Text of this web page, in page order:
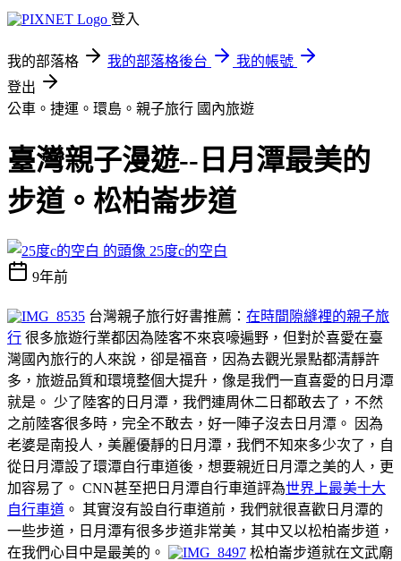
登入
我的部落格 我的部落格後台
我的帳號
登出
公車。捷運。環島。親子旅行 國內旅遊
臺灣親子漫遊--日月潭最美的
步道。松柏崙步道
25度c的空白
9年前
台灣親子旅行好書推薦： 在時間隙縫裡的親子旅
行 很多旅遊行業都因為陸客不來哀嚎遍野，但對於喜愛在臺
灣國內旅行的人來說，卻是福音，因為去觀光景點都清靜許
多，旅遊品質和環境整個大提升，像是我們一直喜愛的日月潭
就是。 少了陸客的日月潭，我們連周休二日都敢去了，不然
之前陸客很多時，完全不敢去，好一陣子沒去日月潭。 因為
老婆是南投人，美麗優靜的日月潭，我們不知來多少次了，自
從日月潭設了環潭自行車道後，想要親近日月潭之美的人，更
加容易了。 CNN甚至把日月潭自行車道評為世界上最美十大
自行車道 。 其實沒有設自行車道前，我們就很喜歡日月潭的
一些步道，日月潭有很多步道非常美，其中又以松柏崙步道，
在我們心目中是最美的。
松柏崙步道就在文武廟